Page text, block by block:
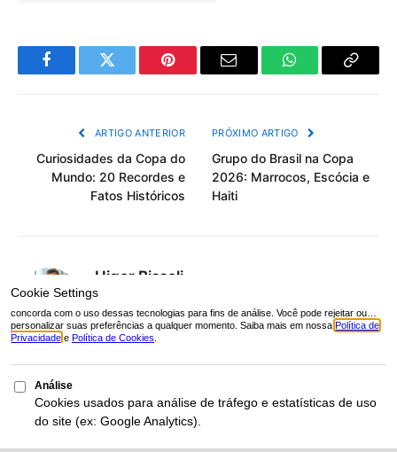
FacebookTwitter Pinterest Email WhatsAppCopiar
ARTIGO ANTERIOR
Curiosidades da Copa do
Mundo: 20 Recordes e
Fatos Históricos
PRÓXIMO ARTIGO
Grupo do Brasil na Copa
2026: Marrocos, Escócia e
Haiti
Higor Bissoli
(Twitter)
Higor Bissoli é editor responsável pelo Aqui
estatística de modalidades esportivas. Une há
mais de 2 anos sua atuação profissional em